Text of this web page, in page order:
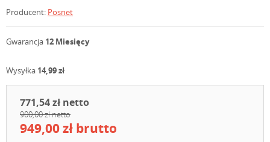
Producent: Posnet
Gwarancja 12 Miesięcy
Wysyłka 14,99 zł
771,54 zł netto
900,00 zł netto
949,00 zł brutto